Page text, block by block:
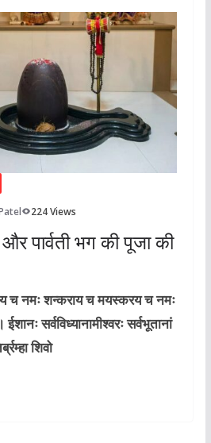
224 Views
पार्वती भग की पूजा की
च नमः शन्कराय च मयस्करय च नमः
सर्वविध्यानामीश्वरः सर्वभूतानां
शिवो